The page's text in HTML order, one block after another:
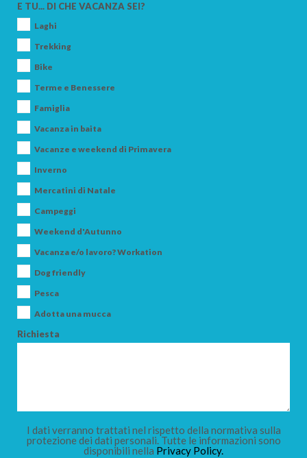
E TU... DI CHE VACANZA SEI?
Laghi
Trekking
Bike
Terme e Benessere
Famiglia
Vacanza in baita
Vacanze e weekend di Primavera
Inverno
Mercatini di Natale
Campeggi
Weekend d'Autunno
Vacanza e/o lavoro? Workation
Dog friendly
Pesca
Adotta una mucca
Richiesta
I dati verranno trattati nel rispetto della normativa sulla
protezione dei dati personali. Tutte le informazioni sono
disponibili nella Privacy Policy.